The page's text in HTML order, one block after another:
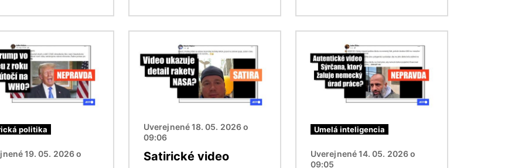
politika
19. 05. 2026 o
Uverejnené 18. 05. 2026 o
09:06
Satirické video
Umelá inteligencia
Uverejnené 14. 05. 2026 o
09:05